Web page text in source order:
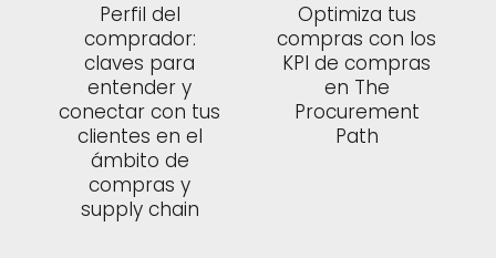
Perfil del
comprador:
claves para
entender y
conectar con tus
clientes en el
ámbito de
compras y
supply chain
Optimiza tus
compras con los
KPI de compras
en The
Procurement
Path